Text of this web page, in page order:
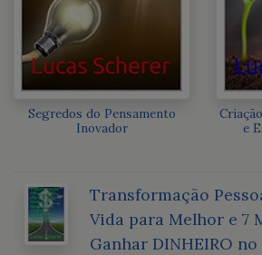
Segredos do Pensamento
Inovador
e
Transformação
Vida para Melhor e 7
Ganhar DINHEIRO